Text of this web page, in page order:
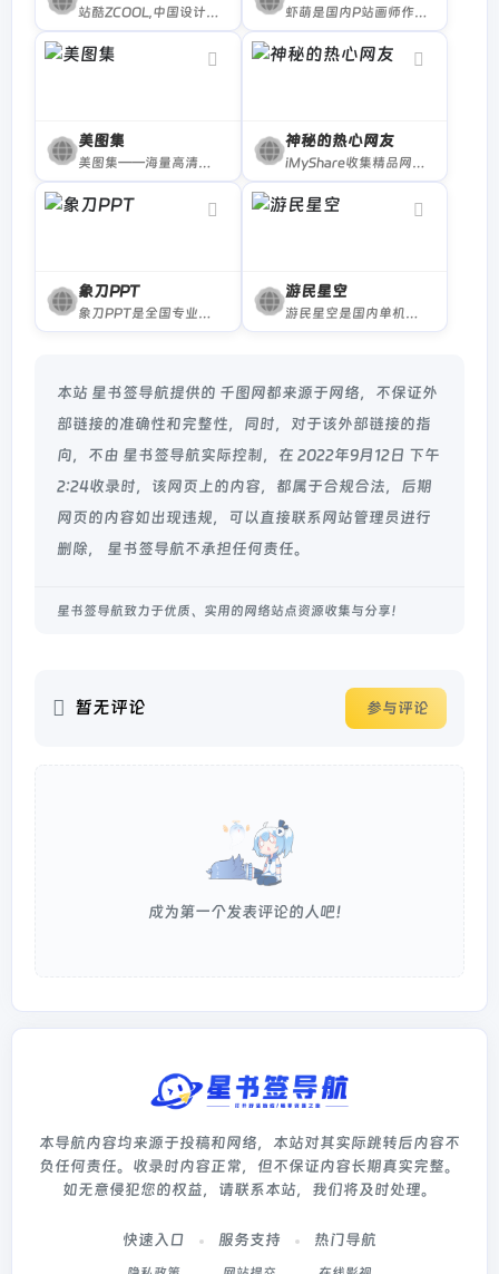
站酷ZCOOL,中国设计师互动平台.深耕设计领域十五年,站酷聚集了1500万设计师、摄影师、插画师、艺术家、创意人,提供创意设计素材,正版商业高清图片,创意设计师群体中具有较高的影响力与号召力。 虾萌是国内P站画师作品分享及学习交流网站，提供Pixiv插画排行榜与各类动漫二次元插画的浏览以及热门排序的高级会员搜索，并围绕着画作提供了收藏与画集等特色功能，致力于给予用户完善的一站式acg社区体验。海量pixiv画师作品，p站画师一手掌握！
美图集
美图集——海量高清图片和壁纸！
神秘的热心网友
iMyShare收集精品网络免费资源，包括资源网站、BT种子磁力搜索、网盘搜索、免费视频、免费音乐、免费电子书、实用软件、在线工具、有趣的网站、办公素材、免费漫画网站、免费动漫和各类资源，欢迎前来探索。
象刀PPT
象刀PPT是全国专业的PPT模板制作平台，提供大量免费PPT模板与素材下载，拥有专业PPT在线制作编辑器，PPT使用素材下载等一站式服务站，轻松制作PPT。
游民星空
游民星空是国内单机游戏门户网站,提供特色的游戏资讯,大量游戏攻略,经验,评测文章,以及热门游戏资料专题
本站 星书签导航提供的 千图网都来源于网络，不保证外
部链接的准确性和完整性，同时，对于该外部链接的指
向，不由 星书签导航实际控制，在 2022年9月12日 下午
2:24收录时，该网页上的内容，都属于合规合法，后期
网页的内容如出现违规，可以直接联系网站管理员进行
删除， 星书签导航不承担任何责任。
星书签导航致力于优质、实用的网络站点资源收集与分享！
暂无评论 参与评论
成为第一个发表评论的人吧！
本导航内容均来源于投稿和网络，本站对其实际跳转后内容不
负任何责任。收录时内容正常，但不保证内容长期真实完整。
如无意侵犯您的权益，请联系本站，我们将及时处理。
快速入口 服务支持 热门导航